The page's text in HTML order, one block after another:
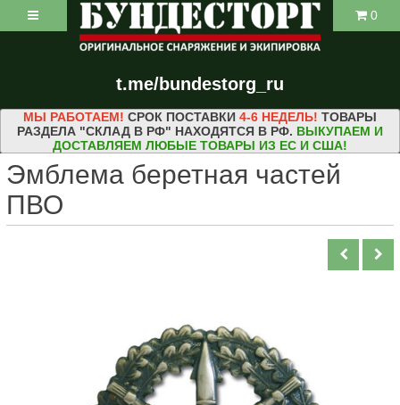
t.me/bundestorg_ru
0
МЫ РАБОТАЕМ! СРОК ПОСТАВКИ 4-6 НЕДЕЛЬ! ТОВАРЫ
РАЗДЕЛА "СКЛАД В РФ" НАХОДЯТСЯ В РФ. ВЫКУПАЕМ И
ДОСТАВЛЯЕМ ЛЮБЫЕ ТОВАРЫ ИЗ ЕС И США!
Эмблема беретная частей
ПВО